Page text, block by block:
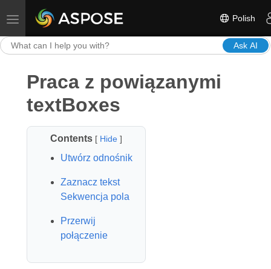
Toggle navigation Polish
Ask AI
Praca z powiązanymi
textBoxes
Contents [ Hide]
Utwórz odnośnik
Zaznacz tekst
Sekwencja pola
Przerwij
połączenie